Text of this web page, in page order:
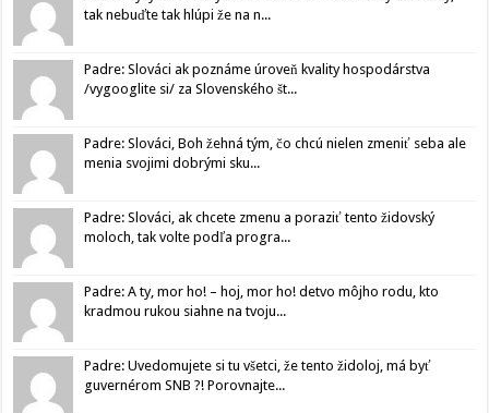
tak nebuďte tak hlúpi že na n...
Padre: Slováci ak poznáme úroveň kvality hospodárstva
/vygooglite si/ za Slovenského št...
Padre: Slováci, Boh žehná tým, čo chcú nielen zmeniť seba ale
menia svojimi dobrými sku...
Padre: Slováci, ak chcete zmenu a poraziť tento židovský
moloch, tak volte podľa progra...
Padre: A ty, mor ho! – hoj, mor ho! detvo môjho rodu, kto
kradmou rukou siahne na tvoju...
Padre: Uvedomujete si tu všetci, že tento židoloj, má byť
guvernérom SNB ?! Porovnajte...